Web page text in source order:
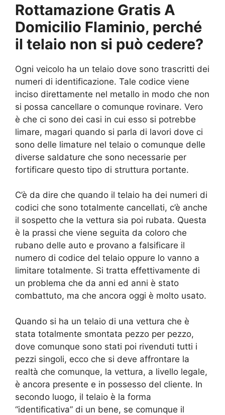
Rottamazione Gratis A
Domicilio Flaminio, perché
il telaio non si può cedere?
Ogni veicolo ha un telaio dove sono trascritti dei
numeri di identificazione. Tale codice viene
inciso direttamente nel metallo in modo che non
si possa cancellare o comunque rovinare. Vero
è che ci sono dei casi in cui esso si potrebbe
limare, magari quando si parla di lavori dove ci
sono delle limature nel telaio o comunque delle
diverse saldature che sono necessarie per
fortificare questo tipo di struttura portante.
C’è da dire che quando il telaio ha dei numeri di
codici che sono totalmente cancellati, c’è anche
il sospetto che la vettura sia poi rubata. Questa
è la prassi che viene seguita da coloro che
rubano delle auto e provano a falsificare il
numero di codice del telaio oppure lo vanno a
limitare totalmente. Si tratta effettivamente di
un problema che da anni ed anni è stato
combattuto, ma che ancora oggi è molto usato.
Quando si ha un telaio di una vettura che è
stata totalmente smontata pezzo per pezzo,
dove comunque sono stati poi rivenduti tutti i
pezzi singoli, ecco che si deve affrontare la
realtà che comunque, la vettura, a livello legale,
è ancora presente e in possesso del cliente. In
secondo luogo, il telaio è la forma
“identificativa” di un bene, se comunque il